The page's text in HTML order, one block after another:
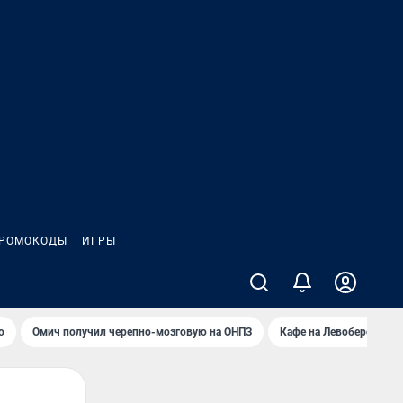
ИГРЫ
Омич получил черепно-мозговую на ОНПЗ Кафе на Левобережье